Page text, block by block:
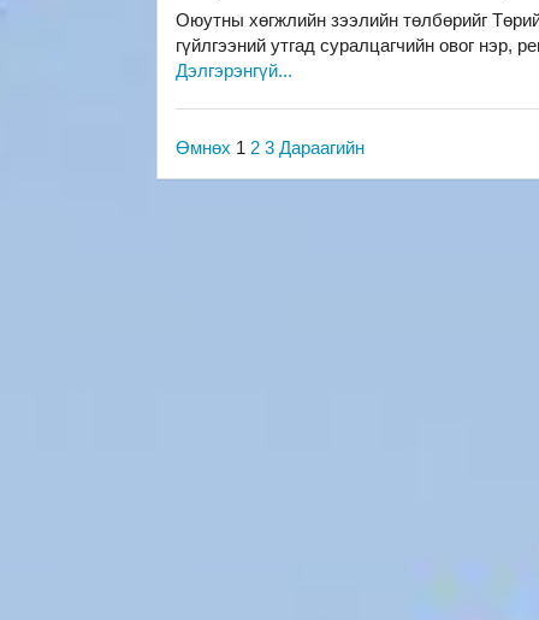
Оюутны хөгжлийн зээлийн төлбөрийг
гүйлгээний утгад суралцагчийн овог нэр,
Дэлгэрэнгүй...
Өмнөх 1 2 3 Дараагийн